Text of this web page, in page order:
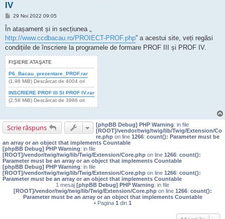
IV
M
s
j
29 Noi 2022 09:05
În atașament și in secțiunea „
http://www.ccdbacau.ro/PROIECT-PROF.php” a acestui site, veți regăsi
condițiile de înscriere la programele de formare PROF III și PROF IV.
FIŞIERE ATAŞATE
P6_Bacau_prezentare_PROF.rar
(1.98 MiB) Descărcat de 4004 ori
INSCRIERE PROF III SI PROF IV.rar
(2.58 MiB) Descărcat de 3986 ori
Scrie răspuns [phpBB Debug] PHP Warning: in file
[ROOT]/vendor/twig/twig/lib/Twig/Extension/Co
re.php on line 1266: count(): Parameter must be
an array or an object that implements Countable
[phpBB Debug] PHP Warning: in file
[ROOT]/vendor/twig/twig/lib/Twig/Extension/Core.php on line 1266: count():
Parameter must be an array or an object that implements Countable
[phpBB Debug] PHP Warning: in file
[ROOT]/vendor/twig/twig/lib/Twig/Extension/Core.php on line 1266: count():
Parameter must be an array or an object that implements Countable
1 mesaj [phpBB Debug] PHP Warning: in file
[ROOT]/vendor/twig/twig/lib/Twig/Extension/Core.phpon line 1266: count():
Parameter must be an array or an object that implements Countable
• Pagina 1 din 1